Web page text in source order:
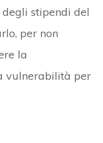
stipendi del
per non
la
vulnerabilità per